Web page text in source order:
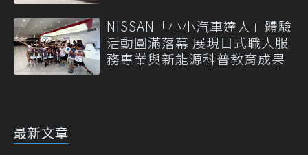
NISSAN「小小汽車達人」體驗
活動圓滿落幕 展現日式職人服
務專業與新能源科普教育成果
最新文章